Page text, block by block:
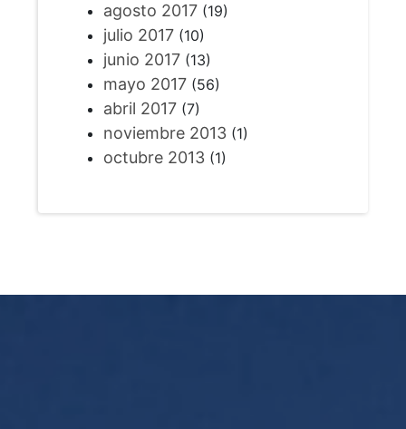
agosto 2017(19)
julio 2017(10)
junio 2017(13)
mayo 2017(56)
abril 2017(7)
noviembre 2013(1)
octubre 2013(1)